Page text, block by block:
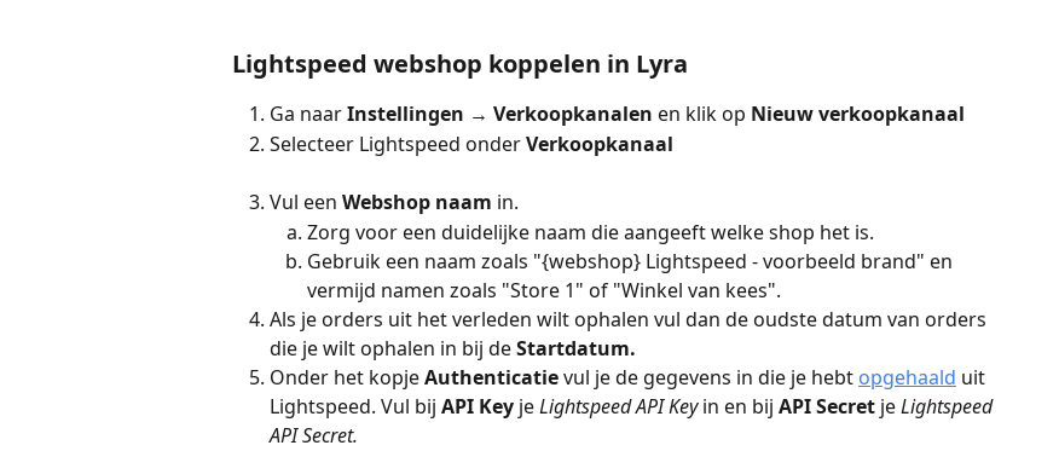
Lightspeed webshop koppelen in Lyra
Ga naar Instellingen → Verkoopkanalen en klik op Nieuw verkoopkanaal
Selecteer Lightspeed onder Verkoopkanaal
Vul een Webshop naam in.
Zorg voor een duidelijke naam die aangeeft welke shop het is.
Gebruik een naam zoals "{webshop} Lightspeed - voorbeeld brand" en
vermijd namen zoals "Store 1" of "Winkel van kees".
Als je orders uit het verleden wilt ophalen vul dan de oudste datum van orders
die je wilt ophalen in bij de Startdatum.
Onder het kopje Authenticatie vul je de gegevens in die je hebt opgehaald uit
Lightspeed. Vul bij API Key je Lightspeed API Key in en bij API Secret je Lightspeed
API Secret.